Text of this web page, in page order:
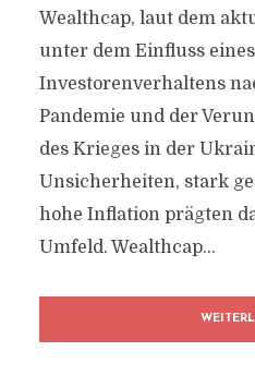
Wealthcap, laut dem
unter dem Einfluss
Investorenverhaltens
Pandemie und der
des Krieges in der
Unsicherheiten, stark
hohe Inflation prägten
Umfeld. Wealthcap...